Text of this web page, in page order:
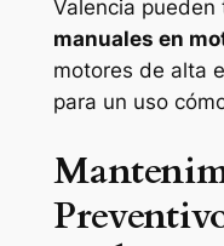
Valencia pueden
manuales en
motores de alta
para un uso